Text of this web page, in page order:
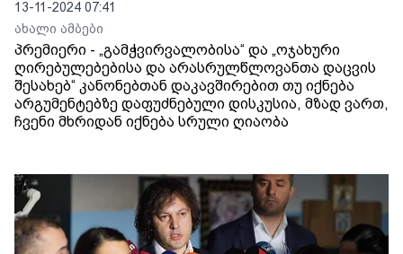
13-11-2024 07:41
ახალი ამბები
პრემიერი - „გამჭვირვალობისა“ და „ოჯახური
ღირებულებებისა და არასრულწლოვანთა დაცვის
შესახებ“ კანონებთან დაკავშირებით თუ იქნება
არგუმენტებზე დაფუძნებული დისკუსია, მზად ვართ,
ჩვენი მხრიდან იქნება სრული ღიაობა